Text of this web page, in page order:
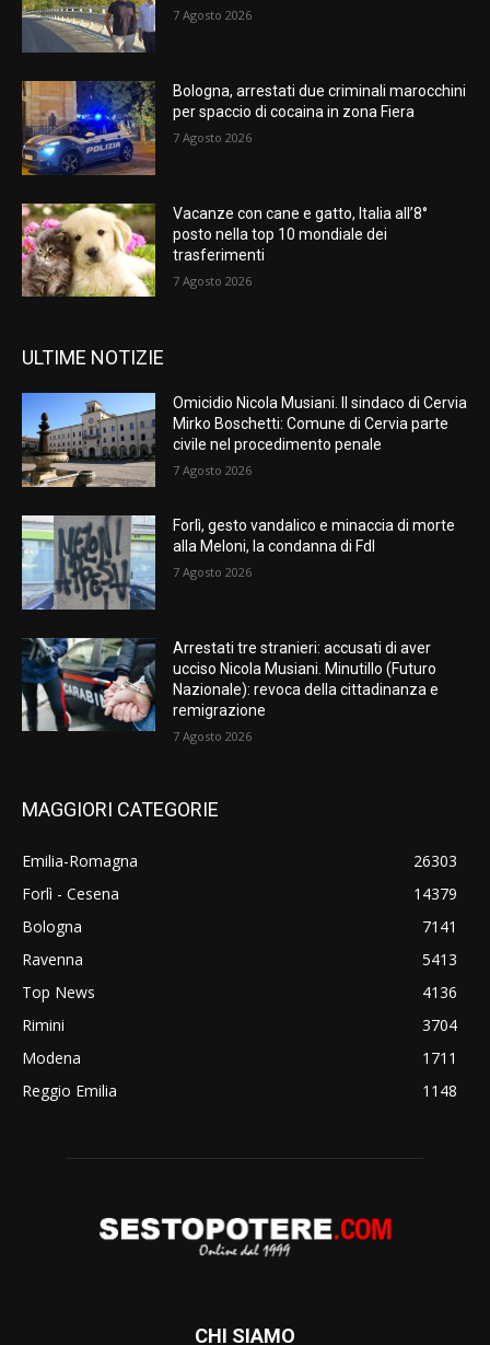
7 Agosto 2026
Bologna, arrestati due criminali marocchini
per spaccio di cocaina in zona Fiera
7 Agosto 2026
Vacanze con cane e gatto, Italia all’8°
posto nella top 10 mondiale dei
trasferimenti
7 Agosto 2026
ULTIME NOTIZIE
Omicidio Nicola Musiani. Il sindaco di Cervia
Mirko Boschetti: Comune di Cervia parte
civile nel procedimento penale
7 Agosto 2026
Forlì, gesto vandalico e minaccia di morte
alla Meloni, la condanna di FdI
7 Agosto 2026
Arrestati tre stranieri: accusati di aver
ucciso Nicola Musiani. Minutillo (Futuro
Nazionale): revoca della cittadinanza e
remigrazione
7 Agosto 2026
MAGGIORI CATEGORIE
Emilia-Romagna
26303
Forlì - Cesena
14379
Bologna
7141
Ravenna
5413
Top News
4136
Rimini
3704
Modena
1711
Reggio Emilia
1148
CHI SIAMO